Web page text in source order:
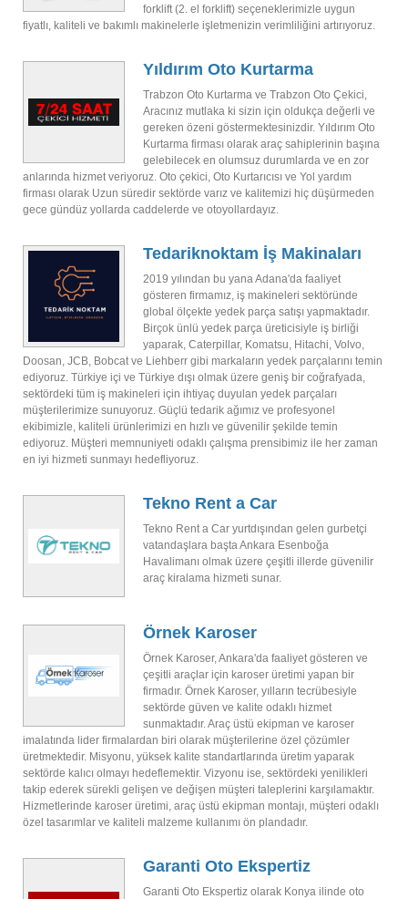
forklift (2. el forklift) seçeneklerimizle uygun
fiyatlı, kaliteli ve bakımlı makinelerle işletmenizin verimliliğini artırıyoruz.
Yıldırım Oto Kurtarma
Trabzon Oto Kurtarma ve Trabzon Oto Çekici,
Aracınız mutlaka ki sizin için oldukça değerli ve
gereken özeni göstermektesinizdir. Yıldırım Oto
Kurtarma firması olarak araç sahiplerinin başına
gelebilecek en olumsuz durumlarda ve en zor
anlarında hizmet veriyoruz. Oto çekici, Oto Kurtarıcısı ve Yol yardım
firması olarak Uzun süredir sektörde varız ve kalitemizi hiç düşürmeden
gece gündüz yollarda caddelerde ve otoyollardayız.
Tedariknoktam İş Makinaları
2019 yılından bu yana Adana'da faaliyet
gösteren firmamız, iş makineleri sektöründe
global ölçekte yedek parça satışı yapmaktadır.
Birçok ünlü yedek parça üreticisiyle iş birliği
yaparak, Caterpillar, Komatsu, Hitachi, Volvo,
Doosan, JCB, Bobcat ve Liehberr gibi markaların yedek parçalarını temin
ediyoruz. Türkiye içi ve Türkiye dışı olmak üzere geniş bir coğrafyada,
sektördeki tüm iş makineleri için ihtiyaç duyulan yedek parçaları
müşterilerimize sunuyoruz. Güçlü tedarik ağımız ve profesyonel
ekibimizle, kaliteli ürünlerimizi en hızlı ve güvenilir şekilde temin
ediyoruz. Müşteri memnuniyeti odaklı çalışma prensibimiz ile her zaman
en iyi hizmeti sunmayı hedefliyoruz.
Tekno Rent a Car
Tekno Rent a Car yurtdışından gelen gurbetçi
vatandaşlara başta Ankara Esenboğa
Havalimanı olmak üzere çeşitli illerde güvenilir
araç kiralama hizmeti sunar.
Örnek Karoser
Örnek Karoser, Ankara'da faaliyet gösteren ve
çeşitli araçlar için karoser üretimi yapan bir
firmadır. Örnek Karoser, yılların tecrübesiyle
sektörde güven ve kalite odaklı hizmet
sunmaktadır. Araç üstü ekipman ve karoser
imalatında lider firmalardan biri olarak müşterilerine özel çözümler
üretmektedir. Misyonu, yüksek kalite standartlarında üretim yaparak
sektörde kalıcı olmayı hedeflemektir. Vizyonu ise, sektördeki yenilikleri
takip ederek sürekli gelişen ve değişen müşteri taleplerini karşılamaktır.
Hizmetlerinde karoser üretimi, araç üstü ekipman montajı, müşteri odaklı
özel tasarımlar ve kaliteli malzeme kullanımı ön plandadır.
Garanti Oto Ekspertiz
Garanti Oto Ekspertiz olarak Konya ilinde oto